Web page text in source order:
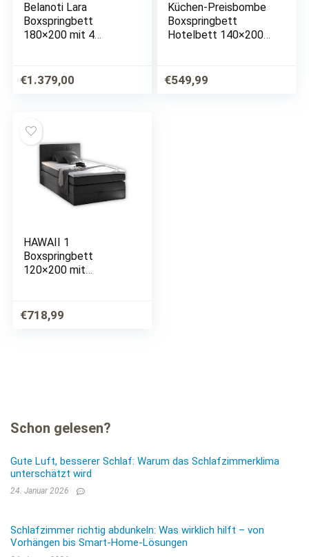
Belanoti Lara
Boxspringbett
180×200 mit 4
Bettkasten in der
Farbe Hellgrau H2 und
€1.379,00
Küchen-Preisbombe
Boxspringbett
Hotelbett 140×200
hellgrau
€549,99
HAWAII 1
Boxspringbett
120×200 mit
Bonell Matratze H2-
H3 & Komfortschaum
€718,99
Schon gelesen?
Gute Luft, besserer Schlaf: Warum das Schlafzimmerklima
unterschätzt wird
24. Januar 2026
Schlafzimmer richtig abdunkeln: Was wirklich hilft – von
Vorhängen bis Smart-Home-Lösungen